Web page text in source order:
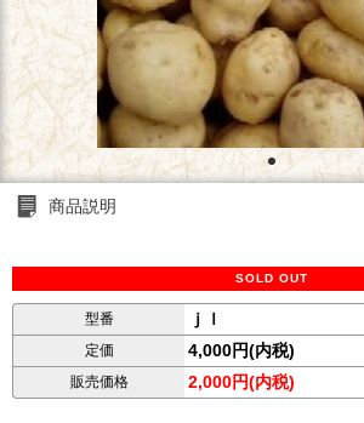
商品説明
SOLD OUT
型番 ｊｌ
定価 4,000円(内税)
販売価格 2,000円(内税)